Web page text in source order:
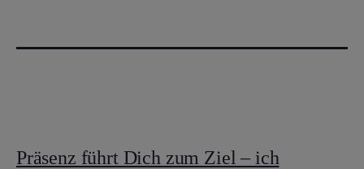
Präsenz führt Dich zum Ziel – ich